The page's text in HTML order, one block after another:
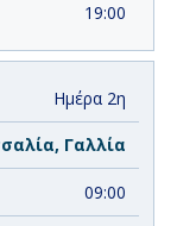
19:00
Ημέρα 2η
Γαλλία
09:00